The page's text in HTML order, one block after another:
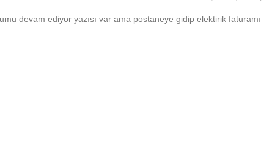
devam ediyor yazısı var ama postaneye gidip elektirik faturamı